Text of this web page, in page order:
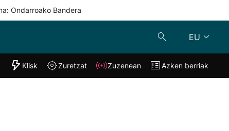
Ondarroako Bandera
EU
"Helmuga"
Klisk Zuzenean
Klisk Zuretzat Zuzenean Azken berriak